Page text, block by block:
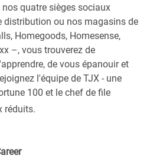
quatre sièges sociaux
distribution ou nos magasins de
Homegoods, Homesense,
–, vous trouverez de
de vous épanouir et
l'équipe de TJX - une
100 et le chef de file
réduits.